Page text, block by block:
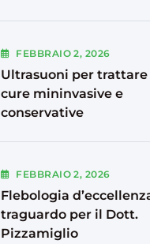
FEBBRAIO2, 2026
Ultrasuoni per trattare
cure mininvasive e
conservative
FEBBRAIO2, 2026
Flebologia
traguardo per il Dott.
Pizzamiglio